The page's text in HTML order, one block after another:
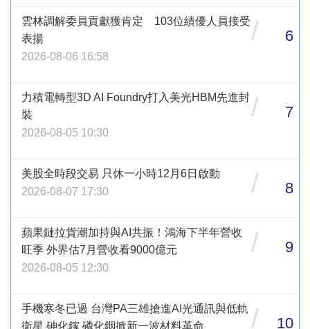
雲林調解委員貢獻獲肯定 103位績優人員接受
表揚
2026-08-06 16:58
/ 6
力積電轉型3D AI Foundry打入美光HBM先進封
裝
2026-08-05 10:30
/ 7
美股全時段交易 只休一小時12月6日啟動
2026-08-07 17:30
/ 8
蘋果鏈拉貨潮加持與AI共振！鴻海下半年營收
旺季 外界估7月營收看9000億元
2026-08-05 12:30
/ 9
手機寒冬已過 台灣PA三雄搶進AI光通訊與低軌
衛星 砷化鎵 磷化銦掀新一波材料革命
/ 10